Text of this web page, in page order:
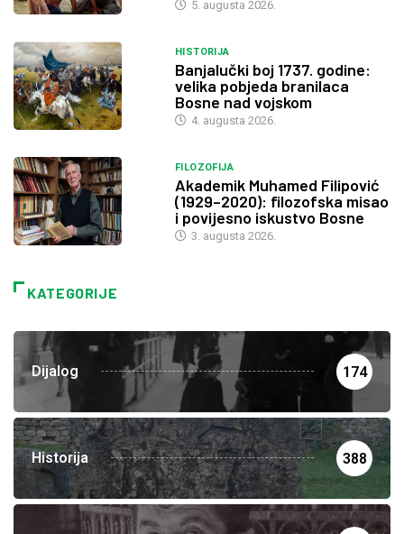
5. augusta 2026.
HISTORIJA
Banjalučki boj 1737. godine:
velika pobjeda branilaca
Bosne nad vojskom
4. augusta 2026.
FILOZOFIJA
Akademik Muhamed Filipović
(1929–2020): filozofska misao
i povijesno iskustvo Bosne
3. augusta 2026.
KATEGORIJE
Dijalog 174
Historija 388